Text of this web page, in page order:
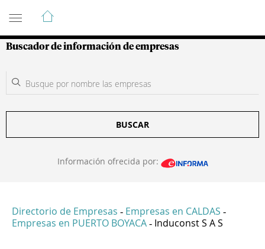
Guía de Empresas Colombianas
Buscador de información de empresas
BUSCAR
Información ofrecida por:
Directorio de Empresas - Empresas en CALDAS -
Empresas en PUERTO BOYACA - Induconst S A S